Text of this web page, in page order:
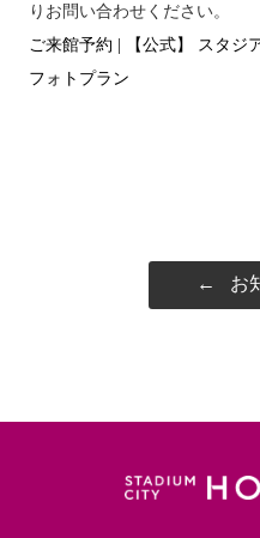
りお問い合わせください。
ご来館予約 | 【公式】 スタジ
フォトプラン
← お